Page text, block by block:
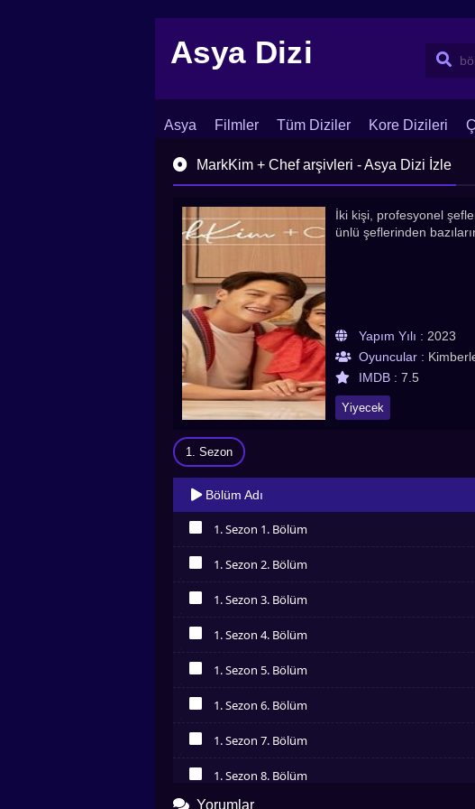
Asya Dizi
Asya Filmler Tüm Diziler Kore Dizileri
İletişim Blog Dizi Arşivi
MarkKim + Chef arşivleri - Asya Dizi İzle
İki kişi, profesyonel
ünlü şeflerinden
Yapım Yılı : 2023
Oyuncular :
IMDB : 7.5
Yiyecek
1. Sezon
Bölüm Adı
1. Sezon 1. Bölüm
1. Sezon 2. Bölüm
1. Sezon 3. Bölüm
1. Sezon 4. Bölüm
1. Sezon 5. Bölüm
1. Sezon 6. Bölüm
1. Sezon 7. Bölüm
İzledim
1. Sezon 8. Bölüm
Yorumlar